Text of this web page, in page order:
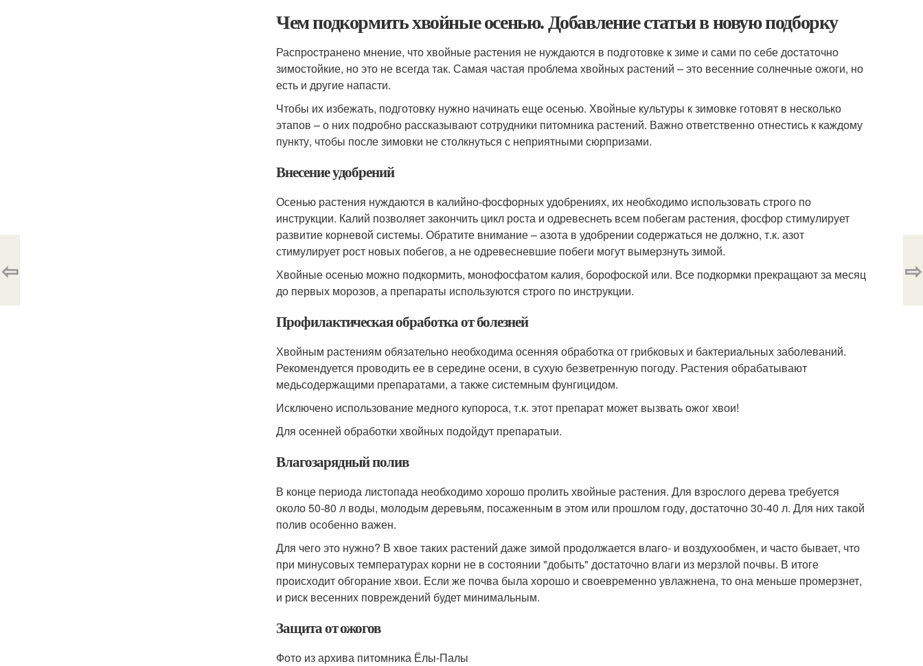
Чем подкормить хвойные осенью. Добавление статьи в новую подборку
Распространено мнение, что хвойные растения не нуждаются в подготовке к зиме и сами по себе достаточно
зимостойкие, но это не всегда так. Самая частая проблема хвойных растений – это весенние солнечные ожоги, но
есть и другие напасти.
Чтобы их избежать, подготовку нужно начинать еще осенью. Хвойные культуры к зимовке готовят в несколько
этапов – о них подробно рассказывают сотрудники питомника растений. Важно ответственно отнестись к каждому
пункту, чтобы после зимовки не столкнуться с неприятными сюрпризами.
Внесение удобрений
Осенью растения нуждаются в калийно-фосфорных удобрениях, их необходимо использовать строго по
инструкции. Калий позволяет закончить цикл роста и одревеснеть всем побегам растения, фосфор стимулирует
развитие корневой системы. Обратите внимание – азота в удобрении содержаться не должно, т.к. азот
стимулирует рост новых побегов, а не одревесневшие побеги могут вымерзнуть зимой.
Хвойные осенью можно подкормить, монофосфатом калия, борофоской или. Все подкормки прекращают за месяц
до первых морозов, а препараты используются строго по инструкции.
Профилактическая обработка от болезней
Хвойным растениям обязательно необходима осенняя обработка от грибковых и бактериальных заболеваний.
Рекомендуется проводить ее в середине осени, в сухую безветренную погоду. Растения обрабатывают
медьсодержащими препаратами, а также системным фунгицидом.
Исключено использование медного купороса, т.к. этот препарат может вызвать ожог хвои!
Для осенней обработки хвойных подойдут препаратыи.
Влагозарядный полив
В конце периода листопада необходимо хорошо пролить хвойные растения. Для взрослого дерева требуется
около 50-80 л воды, молодым деревьям, посаженным в этом или прошлом году, достаточно 30-40 л. Для них такой
полив особенно важен.
Для чего это нужно? В хвое таких растений даже зимой продолжается влаго- и воздухообмен, и часто бывает, что
при минусовых температурах корни не в состоянии "добыть" достаточно влаги из мерзлой почвы. В итоге
происходит обгорание хвои. Если же почва была хорошо и своевременно увлажнена, то она меньше промерзнет,
и риск весенних повреждений будет минимальным.
Защита от ожогов
Фото из архива питомника Ёлы-Палы
⇦ ⇨